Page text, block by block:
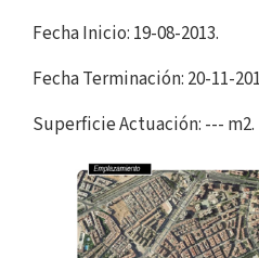
Fecha Inicio: 19-08-2013.
Fecha Terminación: 20-11-
Superficie Actuación: --- m2.